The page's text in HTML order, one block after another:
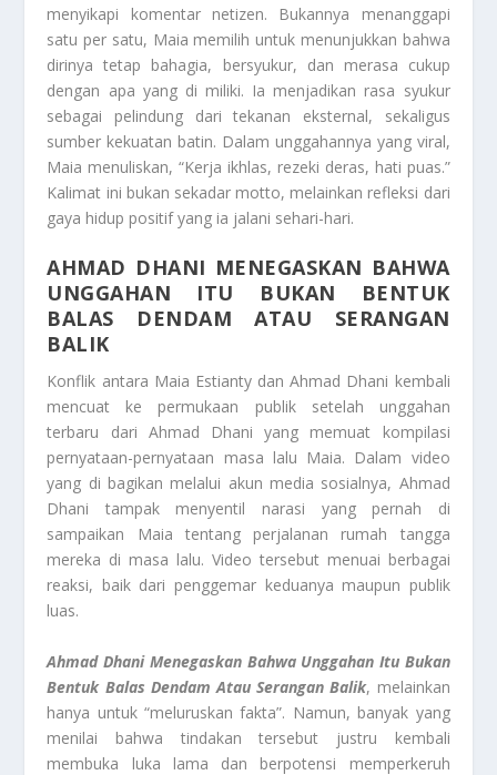
menyikapi komentar netizen. Bukannya menanggapi
satu per satu, Maia memilih untuk menunjukkan bahwa
dirinya tetap bahagia, bersyukur, dan merasa cukup
dengan apa yang di miliki. Ia menjadikan rasa syukur
sebagai pelindung dari tekanan eksternal, sekaligus
sumber kekuatan batin. Dalam unggahannya yang viral,
Maia menuliskan, “Kerja ikhlas, rezeki deras, hati puas.”
Kalimat ini bukan sekadar motto, melainkan refleksi dari
gaya hidup positif yang ia jalani sehari-hari.
AHMAD DHANI MENEGASKAN BAHWA
UNGGAHAN ITU BUKAN BENTUK
BALAS DENDAM ATAU SERANGAN
BALIK
Konflik antara Maia Estianty dan Ahmad Dhani kembali
mencuat ke permukaan publik setelah unggahan
terbaru dari Ahmad Dhani yang memuat kompilasi
pernyataan-pernyataan masa lalu Maia. Dalam video
yang di bagikan melalui akun media sosialnya, Ahmad
Dhani tampak menyentil narasi yang pernah di
sampaikan Maia tentang perjalanan rumah tangga
mereka di masa lalu. Video tersebut menuai berbagai
reaksi, baik dari penggemar keduanya maupun publik
luas.
Ahmad Dhani Menegaskan Bahwa Unggahan Itu Bukan
Bentuk Balas Dendam Atau Serangan Balik, melainkan
hanya untuk “meluruskan fakta”. Namun, banyak yang
menilai bahwa tindakan tersebut justru kembali
membuka luka lama dan berpotensi memperkeruh